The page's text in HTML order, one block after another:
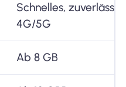
Schnelles,
4G/5G
Ab 8 GB